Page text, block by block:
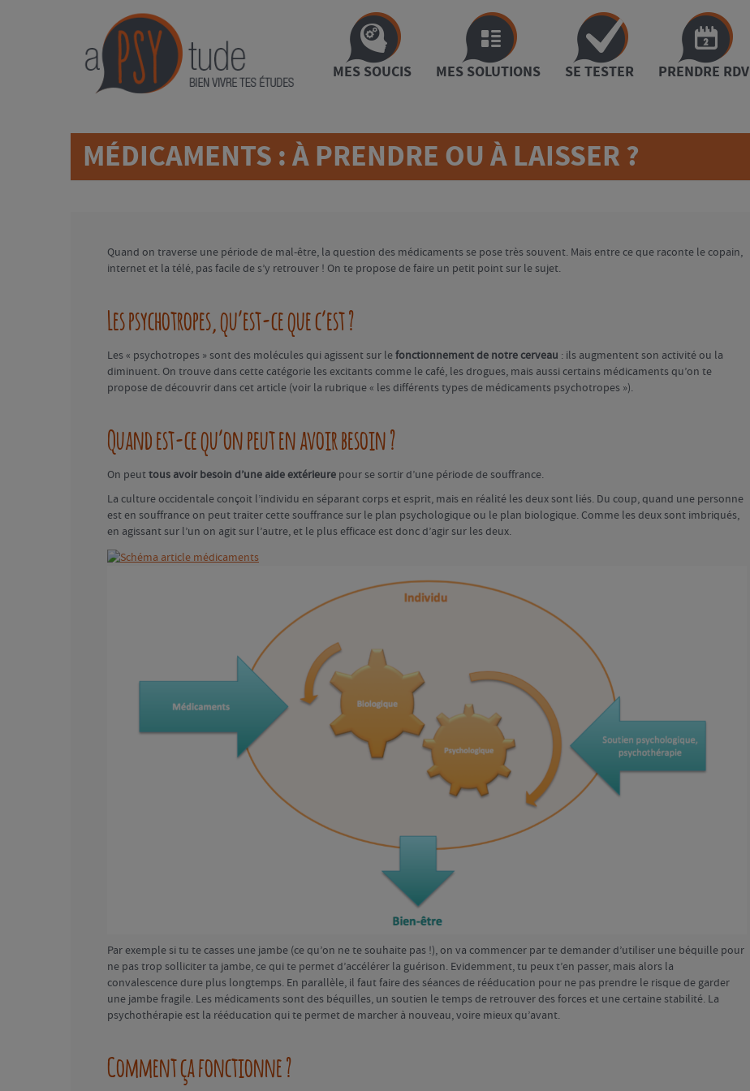
MES SOUCIS MES SOLUTIONS SE TESTER PRENDRE RDV
MÉDICAMENTS : À PRENDRE OU À LAISSER ?
Quand on traverse une période de mal-être, la question des médicaments se pose très souvent. Mais entre ce que raconte le copain,
internet et la télé, pas facile de s’y retrouver ! On te propose de faire un petit point sur le sujet.
Les psychotropes, qu’est-ce que c’est ?
Les « psychotropes » sont des molécules qui agissent sur lefonctionnement de notre cerveau : ils augmentent son activité ou la
diminuent. On trouve dans cette catégorie les excitants comme le café, les drogues, mais aussi certains médicaments qu’on te
propose de découvrir dans cet article (voir la rubrique « les différents types de médicaments psychotropes »).
Quand est-ce qu’on peut en avoir besoin ?
On peuttous avoir besoin d’une aide extérieure pour se sortir d’une période de souffrance.
La culture occidentale conçoit l’individu en séparant corps et esprit, mais en réalité les deux sont liés. Du coup, quand une personne
est en souffrance on peut traiter cette souffrance sur le plan psychologique ou le plan biologique. Comme les deux sont imbriqués,
en agissant sur l’un on agit sur l’autre, et le plus efficace est donc d’agir sur les deux.
Par exemple si tu te casses une jambe (ce qu’on ne te souhaite pas !), on va commencer par te demander d’utiliser une béquille pour
ne pas trop solliciter ta jambe, ce qui te permet d’accélérer la guérison. Evidemment, tu peux t’en passer, mais alors la
convalescence dure plus longtemps. En parallèle, il faut faire des séances de rééducation pour ne pas prendre le risque de garder
une jambe fragile. Les médicaments sont des béquilles, un soutien le temps de retrouver des forces et une certaine stabilité. La
psychothérapie est la rééducation qui te permet de marcher à nouveau, voire mieux qu’avant.
Comment ça fonctionne ?